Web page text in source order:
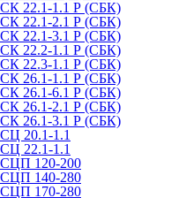
СК 22.1-1.1 Р (СБК)
СК 22.1-2.1 Р (СБК)
СК 22.1-3.1 Р (СБК)
СК 22.2-1.1 Р (СБК)
СК 22.3-1.1 Р (СБК)
СК 26.1-1.1 Р (СБК)
СК 26.1-6.1 Р (СБК)
СК 26.1-2.1 Р (СБК)
СК 26.1-3.1 Р (СБК)
СЦ 20.1-1.1
СЦ 22.1-1.1
СЦП 120-200
СЦП 140-280
СЦП 170-280